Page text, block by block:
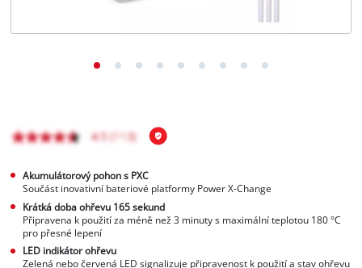
Akumulátorový pohon s PXC
Součást inovativní bateriové platformy Power X-Change
Krátká doba ohřevu 165 sekund
Připravena k použití za méně než 3 minuty s maximální teplotou 180 °C
pro přesné lepení
LED indikátor ohřevu
Zelená nebo červená LED signalizuje připravenost k použití a stav ohřevu